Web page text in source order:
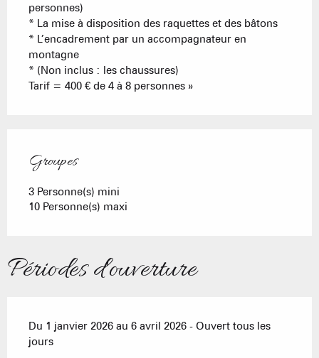
personnes)
* La mise à disposition des raquettes et des bâtons
* L’encadrement par un accompagnateur en
montagne
* (Non inclus : les chaussures)
Tarif = 400 € de 4 à 8 personnes »
Groupes
Groupes
3 Personne(s) mini
10 Personne(s) maxi
Périodes d'ouverture
Du 1 janvier 2026 au 6 avril 2026 - Ouvert tous les
jours